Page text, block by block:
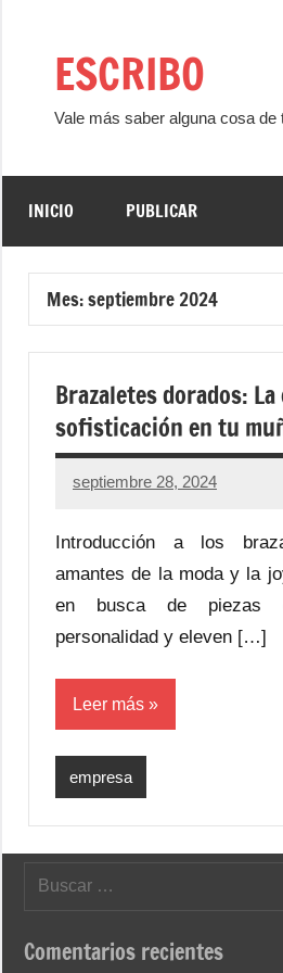
contenidoESCRIBO
Vale más saber alguna cosa
INICIO PUBLICAR
Mes:septiembre 2024
Brazaletes dorados:
sofisticación en tu
septiembre 28, 2024
Introducción a los
amantes de la moda y la
en busca de piezas
personalidad y eleven […]
Leer más
empresa
Buscar:
Comentarios recientes